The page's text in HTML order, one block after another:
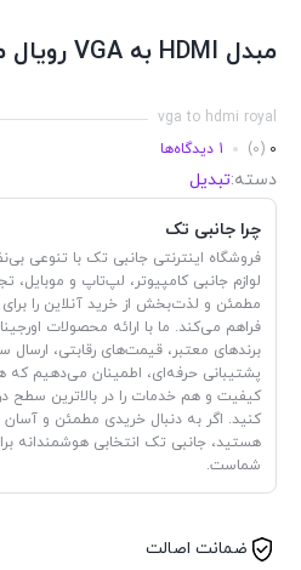
مبدل HDMI به VGA رویال مدل Mini
vga to hdmi royal
0
(0) 1 دیدگاه‌ها
دسته:تبدیل
چرا جانبی تک
فروشگاه اینترنتی جانبی تک با تنوعی
لوازم جانبی کامپیوتر، لپ‌تاپ و موبایل،
مطمئن و لذت‌بخش از خرید آنلاین را
فراهم می‌کند. ما با ارائه محصولات
برندهای معتبر، قیمت‌های رقابتی، ارسال
پشتیبانی حرفه‌ای، اطمینان می‌دهیم که
کیفیت و هم خدمات را در بالاترین سطح
کنید. اگر به دنبال خریدی مطمئن و آسان
هستید، جانبی تک انتخابی هوشمندانه
شماست.
ضمانت اصالت